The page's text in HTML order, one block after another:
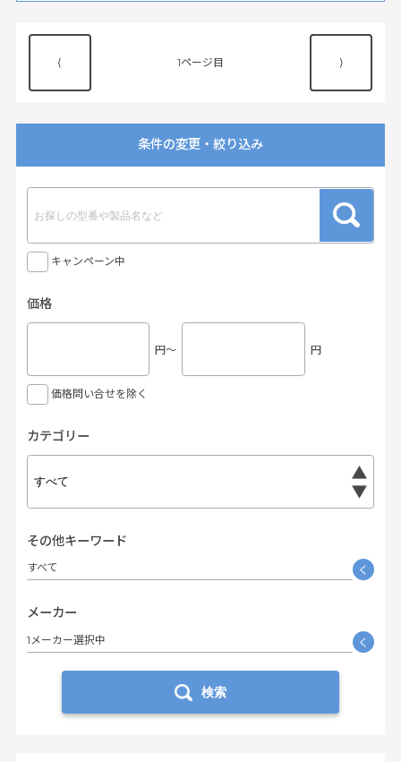
⟨ 1 ⟩
条件の変更・絞り込み
キャンペーン中
価格
円〜 円
価格問い合せを除く
カテゴリー
その他キーワード
すべて く
メーカー
1メーカー選択中 く
検索